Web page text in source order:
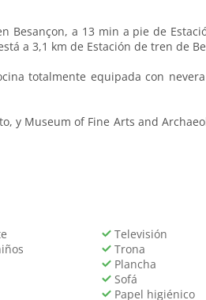
Besançon, a 13 min a pie de
a 3,1 km de Estación de tren de
totalmente equipada con
y Museum of Fine Arts and
Televisión
Trona
Plancha
Sofá
Papel higiénico